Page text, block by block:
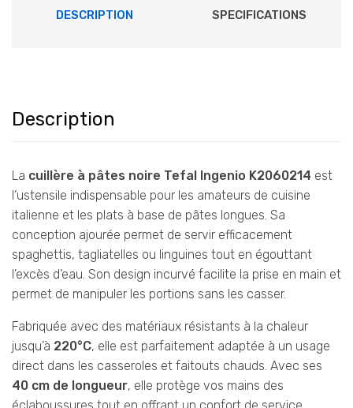
DESCRIPTION SPECIFICATIONS
Description
La cuillère à pâtes noire Tefal Ingenio K2060214 est
l’ustensile indispensable pour les amateurs de cuisine
italienne et les plats à base de pâtes longues. Sa
conception ajourée permet de servir efficacement
spaghettis, tagliatelles ou linguines tout en égouttant
l’excès d’eau. Son design incurvé facilite la prise en main et
permet de manipuler les portions sans les casser.
Fabriquée avec des matériaux résistants à la chaleur
jusqu’à 220°C, elle est parfaitement adaptée à un usage
direct dans les casseroles et faitouts chauds. Avec ses
40 cm de longueur, elle protège vos mains des